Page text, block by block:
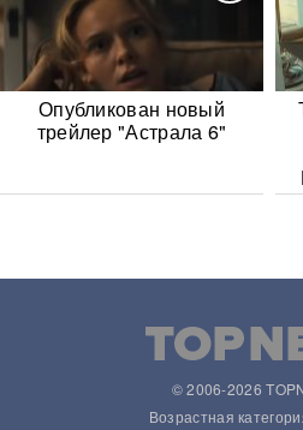
Опубликован новый
трейлер "Астрала 6"
© 2006-2026
Возрастная